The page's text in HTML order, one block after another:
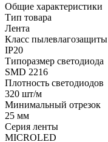
Общие характеристики
Тип товара
Лента
Класс пылевлагозащиты
IP20
Типоразмер светодиода
SMD 2216
Плотность светодиодов
320 шт/м
Минимальный отрезок
25 мм
Серия ленты
MICROLED